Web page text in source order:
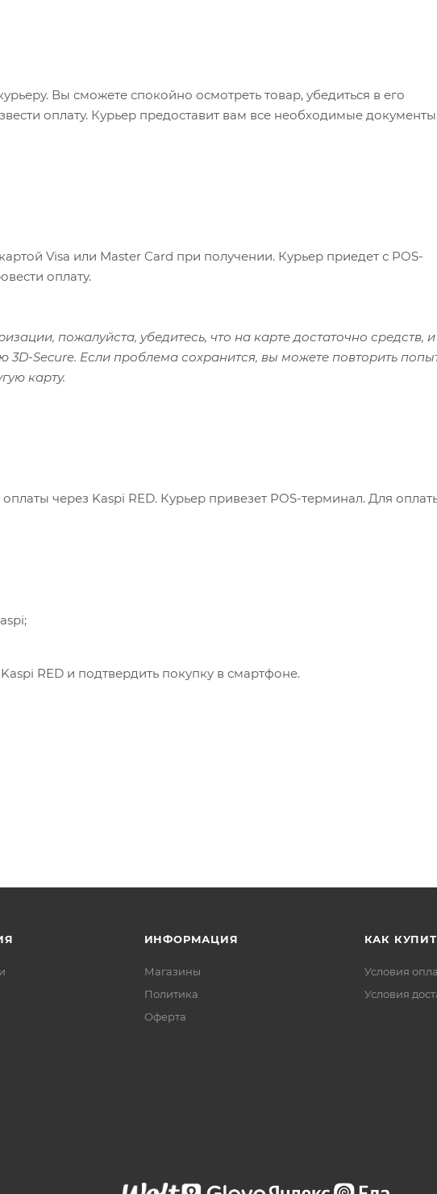
Вы сможете спокойно осмотреть товар, убедиться в его
оплату. Курьер предоставит вам все необходимые
Visa или Master Card при получении. Курьер приедет с POS-
оплату.
пожалуйста, убедитесь, что на карте достаточно средств, и
Secure. Если проблема сохранится, вы можете повторить
карту.
через Kaspi RED. Курьер привезет POS-терминал. Для
RED и подтвердить покупку в смартфоне.
ИНФОРМАЦИЯ
Магазины
Политика
Офертa
КАК
Условия
Условия